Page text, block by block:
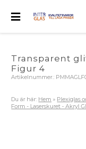
Transparent
Figur 4
Artikelnummer.:
Du är här: Hem » Plexiglas
Form - Laserskuret - Akryl